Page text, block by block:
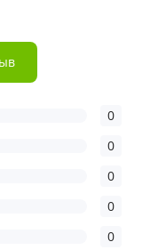
0
0
0
0
0